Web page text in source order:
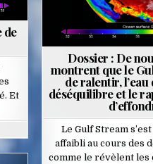
de
Et
Dossier : De
montrent que le
de ralentir,
déséquilibre et le
Le Gulf Stream
affaibli au cours des
comme le révèlent